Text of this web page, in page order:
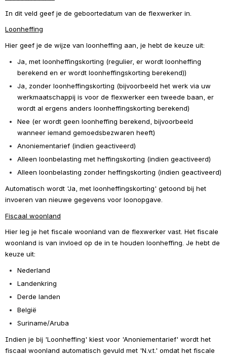
In dit veld geef je de geboortedatum van de flexwerker in.
Loonheffing
Hier geef je de wijze van loonheffing aan, je hebt de keuze uit:
Ja, met loonheffingskorting (regulier, er wordt loonheffing
berekend en er wordt loonheffingskorting berekend))
Ja, zonder loonheffingskorting (bijvoorbeeld het werk via uw
werkmaatschappij is voor de flexwerker een tweede baan, er
wordt al ergens anders loonheffingskorting berekend)
Nee (er wordt geen loonheffing berekend, bijvoorbeeld
wanneer iemand gemoedsbezwaren heeft)
Anoniementarief (indien geactiveerd)
Alleen loonbelasting met heffingskorting (indien geactiveerd)
Alleen loonbelasting zonder heffingskorting (indien geactiveerd)
Automatisch wordt 'Ja, met loonheffingskorting' getoond bij het
invoeren van nieuwe gegevens voor loonopgave.
Fiscaal woonland
Hier leg je het fiscale woonland van de flexwerker vast. Het fiscale
woonland is van invloed op de in te houden loonheffing. Je hebt de
keuze uit:
Nederland
Landenkring
Derde landen
België
Suriname/Aruba
Indien je bij 'Loonheffing' kiest voor 'Anoniementarief' wordt het
fiscaal woonland automatisch gevuld met 'N.v.t.' omdat het fiscale